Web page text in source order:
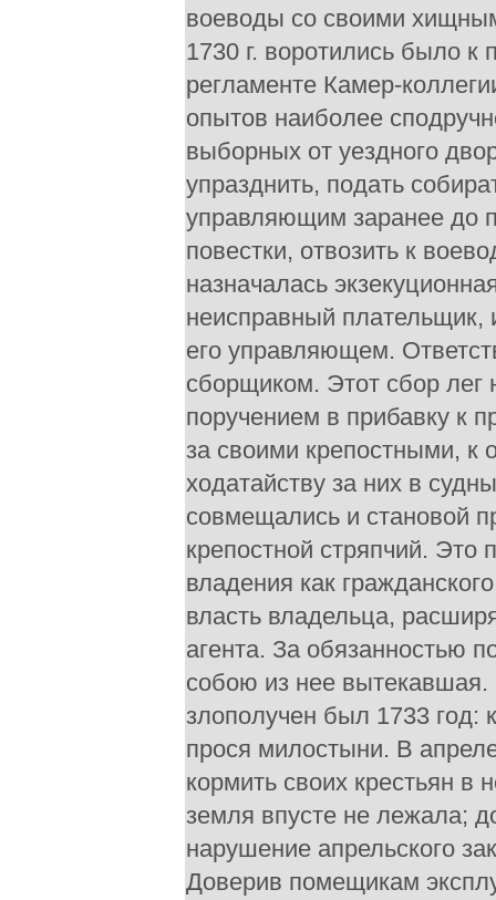
воеводы со своими
1730 г. воротились было к
регламенте Камер-
опытов наиболее
выборных от уездного
упразднить, подать
управляющим заранее до
повестки, отвозить к
назначалась
неисправный
его управляющем.
сборщиком. Этот сбор
поручением в прибавку к
за своими крепостными, к
ходатайству за них в
совмещались и становой
крепостной стряпчий. Это
владения как
власть владельца,
агента. За обязанностью
собою из нее
злополучен был 1733 год:
прося милостыни. В
кормить своих крестьян
земля впусте не лежала;
нарушение апрельского
Доверив помещикам